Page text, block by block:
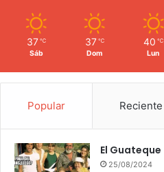
37 ℃
Sáb
37 ℃
Dom
40 ℃
Lun
Popular Reciente
El Guateque
25/08/2024